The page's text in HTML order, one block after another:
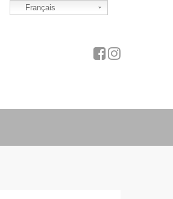
Français